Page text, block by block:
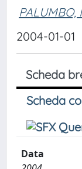
2004-01-01
Scheda
Scheda
Data